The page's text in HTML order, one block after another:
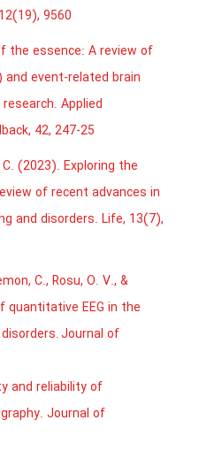
9560
the essence: A review of
and event-related brain
Applied
42, 247-25
C. (2023). Exploring the
of recent advances in
and disorders. Life, 13(7),
, C., Rosu, O. V., &
quantitative EEG in the
Journal of
and reliability of
Journal of